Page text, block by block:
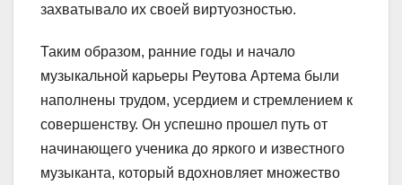
захватывало их своей виртуозностью.
Таким образом, ранние годы и начало
музыкальной карьеры Реутова Артема были
наполнены трудом, усердием и стремлением к
совершенству. Он успешно прошел путь от
начинающего ученика до яркого и известного
музыканта, который вдохновляет множество